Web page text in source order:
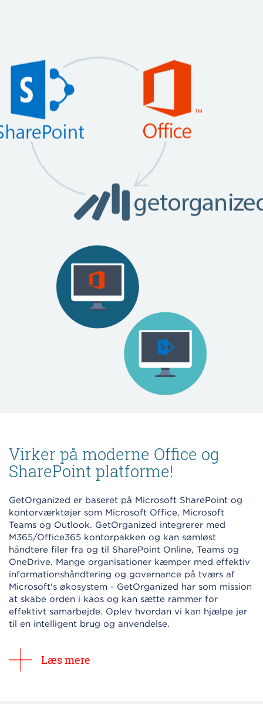
Virker på moderne Office og
SharePoint platforme!
GetOrganized er baseret på Microsoft SharePoint og
kontorværktøjer som Microsoft Office, Microsoft
Teams og Outlook. GetOrganized integrerer med
M365/Office365 kontorpakken og kan sømløst
håndtere filer fra og til SharePoint Online, Teams og
OneDrive. Mange organisationer kæmper med effektiv
informationshåndtering og governance på tværs af
Microsoft's økosystem - GetOrganized har som mission
at skabe orden i kaos og kan sætte rammer for
effektivt samarbejde. Oplev hvordan vi kan hjælpe jer
til en intelligent brug og anvendelse.
Læs mere